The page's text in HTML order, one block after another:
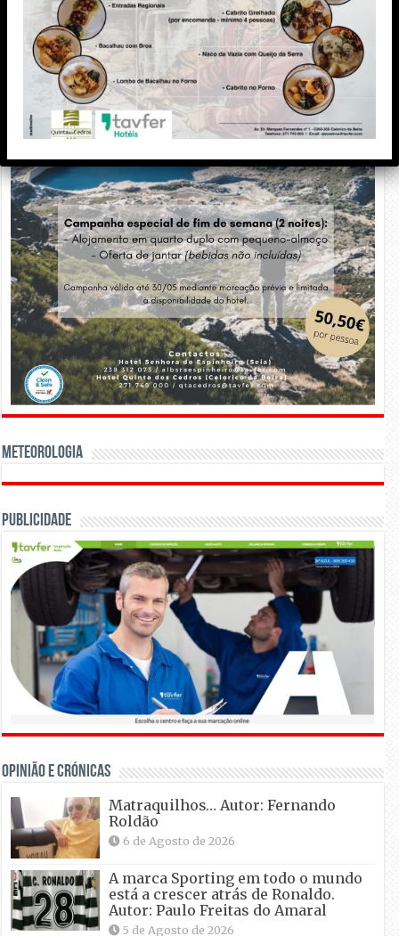
Meteorologia
Publicidade
OPINIÃO E CRÓNICAS
Matraquilhos… Autor: Fernando
Roldão
6 de Agosto de 2026
A marca Sporting em todo o mundo
está a crescer atrás de Ronaldo.
Autor: Paulo Freitas do Amaral
5 de Agosto de 2026